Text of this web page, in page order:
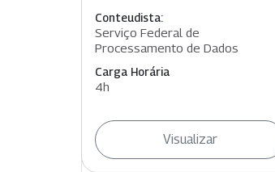
Conteudista:
Serviço Federal de
Processamento de Dados
Carga Horária
4h
Visualizar